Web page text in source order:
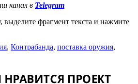
канал в Telegram
выделите фрагмент текста и нажмите
, Контрабанда, поставка оружия,